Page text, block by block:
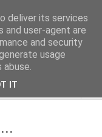
deliver its services
and user-agent are
and security
usage
IT